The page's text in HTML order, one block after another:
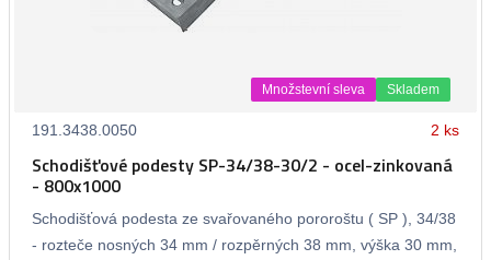
Množstevní sleva Skladem
191.3438.0050 2 ks
Schodišťové podesty SP-34/38-30/2 - ocel-zinkovaná
- 800x1000
Schodišťová podesta ze svařovaného pororoštu ( SP ), 34/38
- rozteče nosných 34 mm / rozpěrných 38 mm, výška 30 mm,